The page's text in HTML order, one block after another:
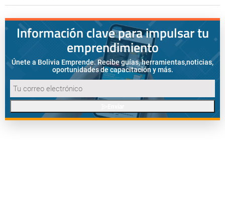
Información clave para impulsar tu
emprendimiento
Únete a Bolivia Emprende. Recibe guías, herramientas,noticias,
oportunidades de capacitación y más.